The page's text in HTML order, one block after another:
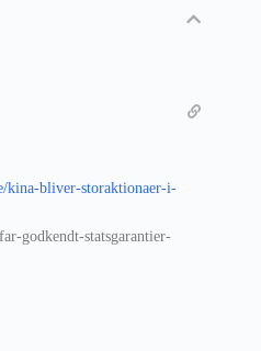
kina-bliver-storaktionaer-i-
godkendt-statsgarantier-